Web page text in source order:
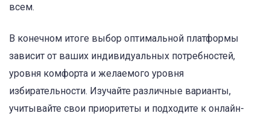
всем.
В конечном итоге выбор оптимальной платформы
зависит от ваших индивидуальных потребностей,
уровня комфорта и желаемого уровня
избирательности. Изучайте различные варианты,
учитывайте свои приоритеты и подходите к онлайн-